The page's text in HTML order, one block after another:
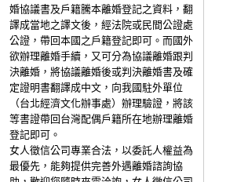
婚協議書及戶籍騰本離婚登記之資料，翻
譯成當地之譯文後，經法院或民間公證處
公證，帶回本國之戶籍登記即可。而國外
欲辦理離婚手續，又可分為協議離婚跟判
決離婚，將協議離婚後或判決離婚書及確
定證明書翻譯成中文，向我國駐外單位
（台北經濟文化辦事處）辦理驗證，將該
等書證帶回台灣配偶戶籍所在地辦理離婚
登記即可。
女人徵信公司專業合法，以委託人權益為
最優先，能夠提供完善外遇離婚諮詢協